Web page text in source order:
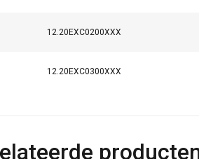
12.20EXC0200XXX
12.20EXC0300XXX
noodzakelijk